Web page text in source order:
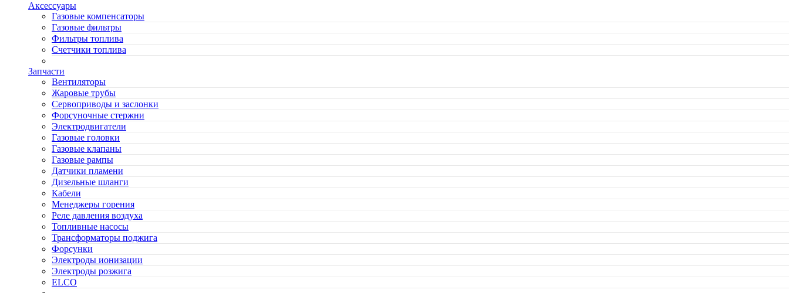
Аксессуары
Газовые компенсаторы
Газовые фильтры
Фильтры топлива
Счетчики топлива
Запчасти
Вентиляторы
Жаровые трубы
Сервоприводы и заслонки
Форсуночные стержни
Электродвигатели
Газовые головки
Газовые клапаны
Газовые рампы
Датчики пламени
Дизельные шланги
Кабели
Менеджеры горения
Реле давления воздуха
Топливные насосы
Трансформаторы поджига
Форсунки
Электроды ионизации
Электроды розжига
ELCO